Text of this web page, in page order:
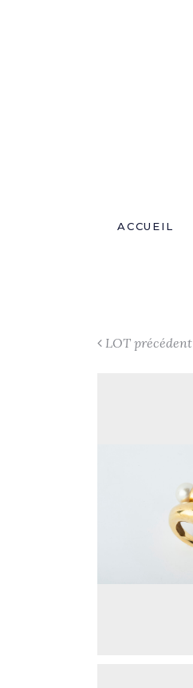
ACCUEIL
LOT précédent